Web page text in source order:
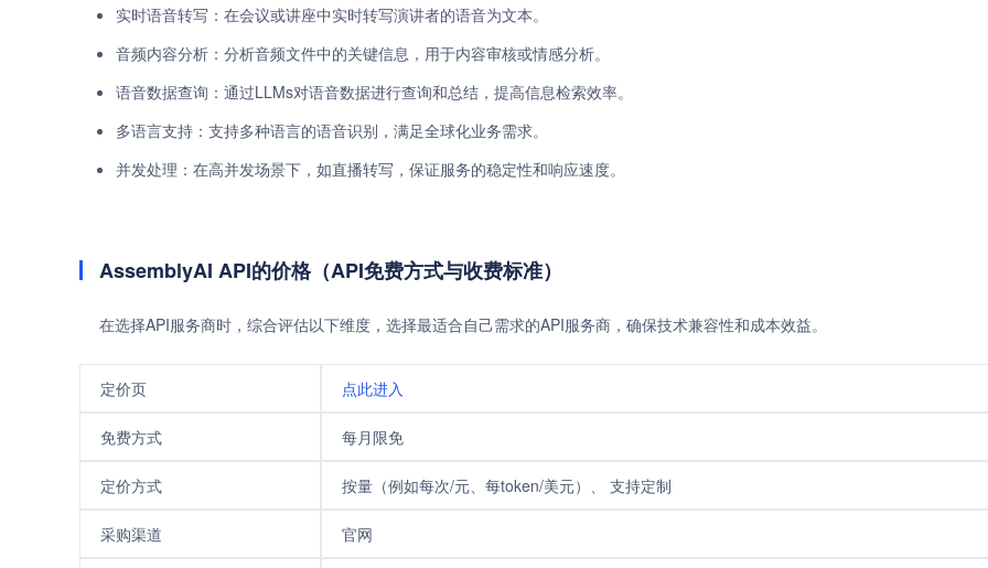
实时语音转写：在会议或讲座中实时转写演讲者的语音为文本。
音频内容分析：分析音频文件中的关键信息，用于内容审核或情感分析。
语音数据查询：通过LLMs对语音数据进行查询和总结，提高信息检索效率。
多语言支持：支持多种语言的语音识别，满足全球化业务需求。
并发处理：在高并发场景下，如直播转写，保证服务的稳定性和响应速度。
AssemblyAI API的价格（API免费方式与收费标准）
在选择API服务商时，综合评估以下维度，选择最适合自己需求的API服务商，确保技术兼容性和成本效益。
定价页 点此进入
免费方式 每月限免
定价方式 按量（例如每次/元、每token/美元）、 支持定制
采购渠道 官网